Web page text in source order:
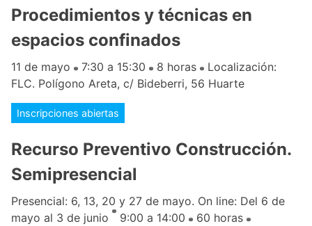
Procedimientos y técnicas en
espacios confinados
11 de mayo 7:30 a 15:30 8 horas
Localización:
FLC. Polígono Areta, c/ Bideberri, 56 Huarte
Inscripciones abiertas
Recurso Preventivo Construcción.
Semipresencial
Presencial: 6, 13, 20 y 27 de mayo. On line: Del 6 de
mayo al 3 de junio
9:00 a 14:00
60 horas